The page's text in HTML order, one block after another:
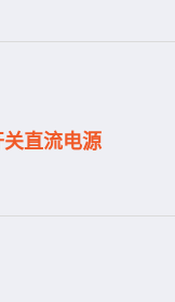
直流电源